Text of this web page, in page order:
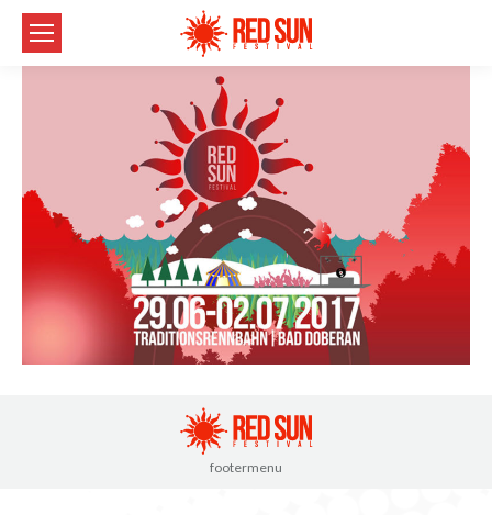
footermenu